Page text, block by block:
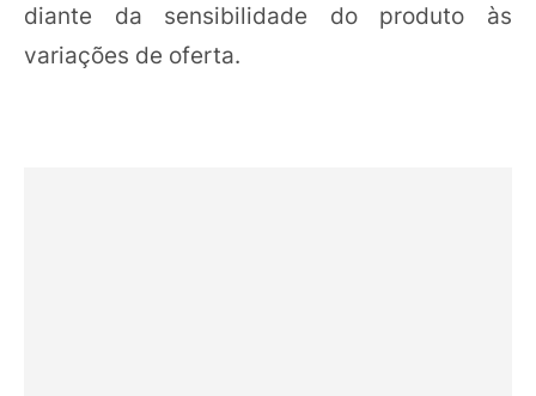
diante da sensibilidade do produto às
variações de oferta.